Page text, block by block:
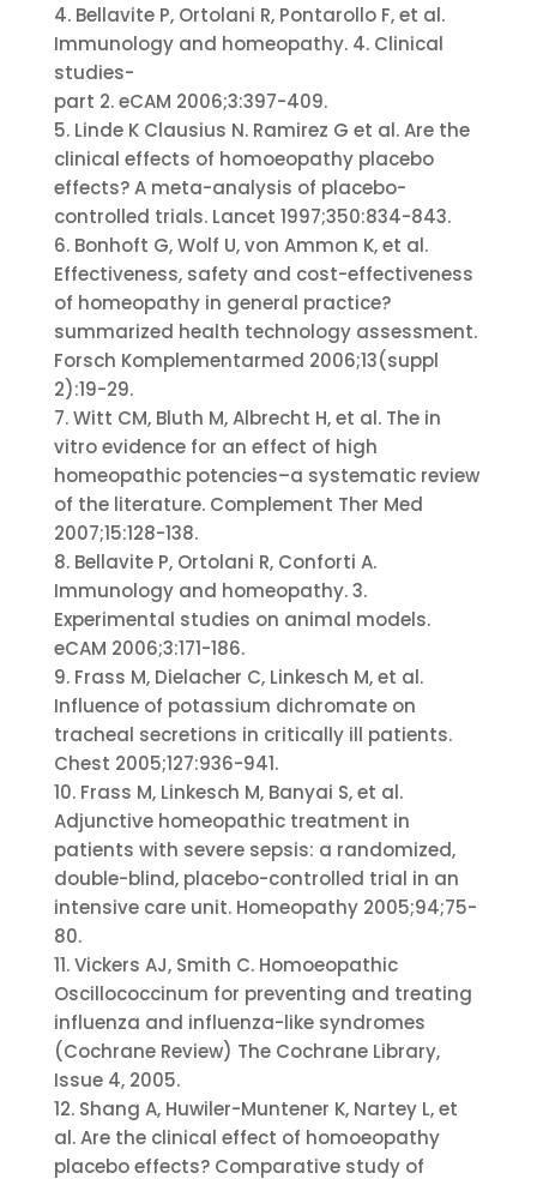
4. Bellavite P, Ortolani R, Pontarollo F, et al.
Immunology and homeopathy. 4. Clinical
studies-
part 2. eCAM 2006;3:397-409.
5. Linde K Clausius N. Ramirez G et al. Are the
clinical effects of homoeopathy placebo
effects? A meta-analysis of placebo-
controlled trials. Lancet 1997;350:834-843.
6. Bonhoft G, Wolf U, von Ammon K, et al.
Effectiveness, safety and cost-effectiveness
of homeopathy in general practice?
summarized health technology assessment.
Forsch Komplementarmed 2006;13(suppl
2):19-29.
7. Witt CM, Bluth M, Albrecht H, et al. The in
vitro evidence for an effect of high
homeopathic potencies–a systematic review
of the literature. Complement Ther Med
2007;15:128-138.
8. Bellavite P, Ortolani R, Conforti A.
Immunology and homeopathy. 3.
Experimental studies on animal models.
eCAM 2006;3:171-186.
9. Frass M, Dielacher C, Linkesch M, et al.
Influence of potassium dichromate on
tracheal secretions in critically ill patients.
Chest 2005;127:936-941.
10. Frass M, Linkesch M, Banyai S, et al.
Adjunctive homeopathic treatment in
patients with severe sepsis: a randomized,
double-blind, placebo-controlled trial in an
intensive care unit. Homeopathy 2005;94;75-
80.
11. Vickers AJ, Smith C. Homoeopathic
Oscillococcinum for preventing and treating
influenza and influenza-like syndromes
(Cochrane Review) The Cochrane Library,
Issue 4, 2005.
12. Shang A, Huwiler-Muntener K, Nartey L, et
al. Are the clinical effect of homoeopathy
placebo effects? Comparative study of